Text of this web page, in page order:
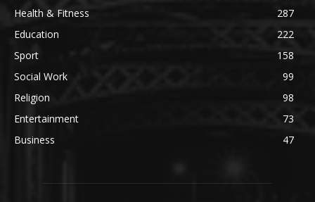
Health & Fitness
287
Education
222
Sport
158
Social Work
99
Religion
98
Entertainment
73
Business
47